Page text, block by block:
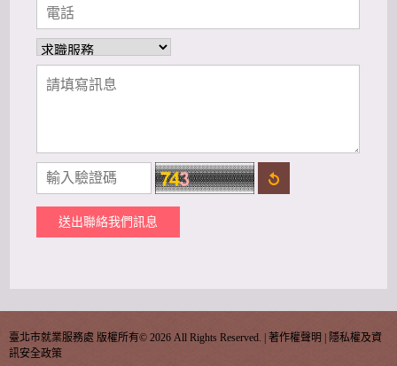
送出聯絡我們訊息
臺北市就業服務處 版權所有© 2026 All Rights Reserved. | 著作權聲明
隱私權及資
訊安全政策